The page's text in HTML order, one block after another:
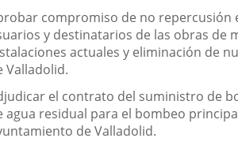
compromiso de no repercusión
y destinatarios de las obras de
actuales y eliminación de
Valladolid.
el contrato del suministro de
agua residual para el bombeo
de Valladolid.